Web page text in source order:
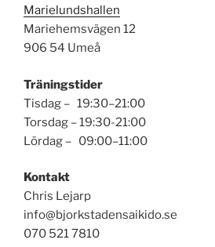
Marielundshallen
Mariehemsvägen 12
906 54 Umeå
Träningstider
Tisdag – 19:30–21:00
Torsdag – 19:30-21:00
Lördag – 09:00–11:00
Kontakt
Chris Lejarp
info@bjorkstadensaikido.se
070 521 7810